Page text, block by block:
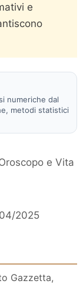
e
numeriche dal
metodi statistici
e Vita
2025
Gazzetta,